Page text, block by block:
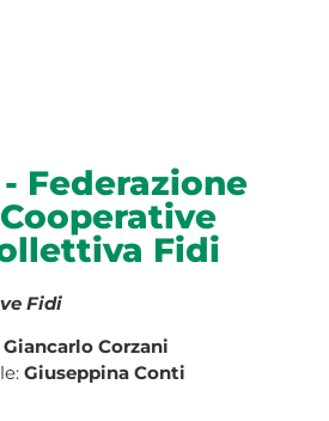
- Federazione
Fidi
Fidi
Giancarlo Corzani
Giuseppina Conti